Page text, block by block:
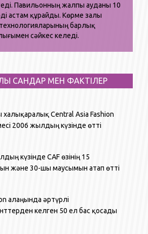
Павильонның жалпы ауданы 10
астам құрайды. Көрме залы
барлық
сәйкес келеді.
САНДАР МЕН ФАКТІЛЕР
Central Asia Fashion
2006 жылдың күзінде өтті
күзінде CAF өзінің 15
және 30-шы маусымын атап өтті
алаңында әртүрлі
келген 50 ел бас қосады